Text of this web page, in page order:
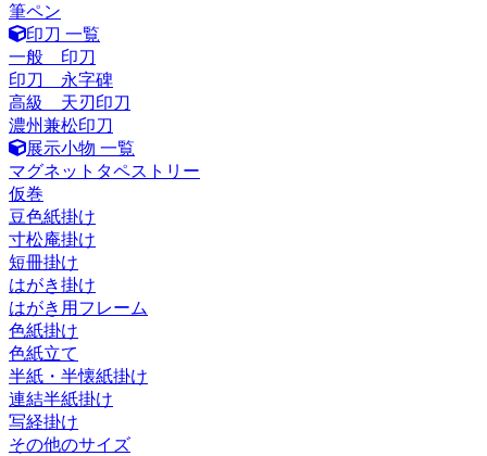
筆ペン
印刀 一覧
一般 印刀
印刀 永字碑
高級 天刃印刀
濃州兼松印刀
展示小物 一覧
マグネットタペストリー
仮巻
豆色紙掛け
寸松庵掛け
短冊掛け
はがき掛け
はがき用フレーム
色紙掛け
色紙立て
半紙・半懐紙掛け
連結半紙掛け
写経掛け
その他のサイズ